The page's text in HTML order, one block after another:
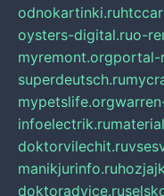
odnokartinki.ru
oysters-digital.ruo-
myremont.orgportal-
superdeutsch.ru
mypetslife.org
infoelectrik.ru
doktorvilechit.ru
manikjurinfo.ru
doktoradvice.ru